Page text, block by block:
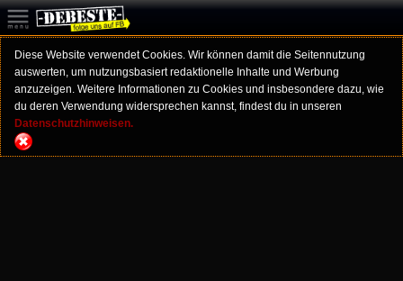
Diese Website verwendet Cookies. Wir können damit die Seitennutzung
auswerten, um nutzungsbasiert redaktionelle Inhalte und Werbung
anzuzeigen. Weitere Informationen zu Cookies und insbesondere dazu, wie
du deren Verwendung widersprechen kannst, findest du in unseren
Datenschutzhinweisen.